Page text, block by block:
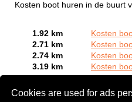
Cookies are used for ads
Kosten boot huren in de buurt
1.92 km
Kosten
2.71 km
Kosten
2.74 km
Kosten
3.19 km
Kosten
bedrijf gratis aan